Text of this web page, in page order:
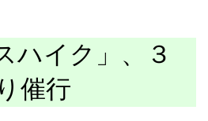
ハイク」、３
催行